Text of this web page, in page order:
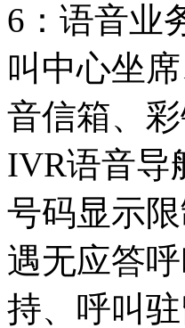
6：语音业
叫中心坐
音信箱、
IVR语音导
号码显示
遇无应答
持、呼叫